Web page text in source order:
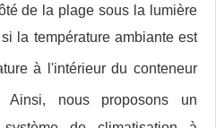
de la plage sous la lumière
la température ambiante est
à l'intérieur du conteneur
Ainsi, nous proposons un